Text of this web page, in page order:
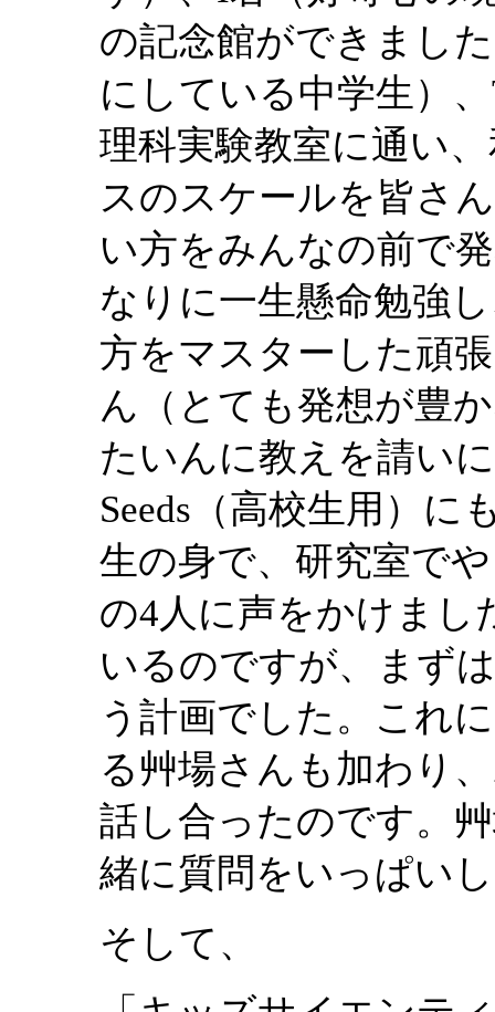
の記念館ができまし
にしている中学生）
理科実験教室に通い
スのスケールを皆さ
い方をみんなの前で
なりに一生懸命勉強
方をマスターした頑
ん（とても発想が豊
たいんに教えを請い
Seeds（高校生用）に
生の身で、研究室で
の4人に声をかけまし
いるのですが、まず
う計画でした。これ
る艸場さんも加わり
話し合ったのです。
緒に質問をいっぱい
そして、